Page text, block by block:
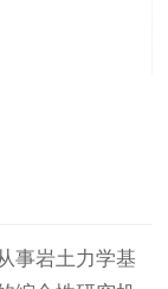
事岩土力学基